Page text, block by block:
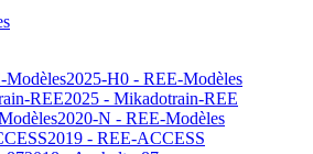
2025-H0 - REE-Modèles
2025 - Mikadotrain-REE
2020-N - REE-Modèles
2019 - REE-ACCESS